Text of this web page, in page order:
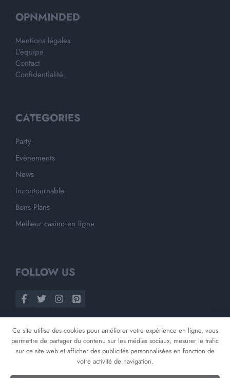
OPNMINDED
Mentions légales
L'équipe
Contact
Confidentialité
CATEGORIES
Party
Evènements
News
Incontournable
Bons Plans
Meilleur casino en ligne
FOLLOW US
Ce site utilise des cookies pour améliorer votre expérience en ligne, vous
permettre de partager du contenu sur les médias sociaux, mesurer le trafic
sur ce site web et afficher des publicités personnalisées en fonction de
votre activité de navigation.